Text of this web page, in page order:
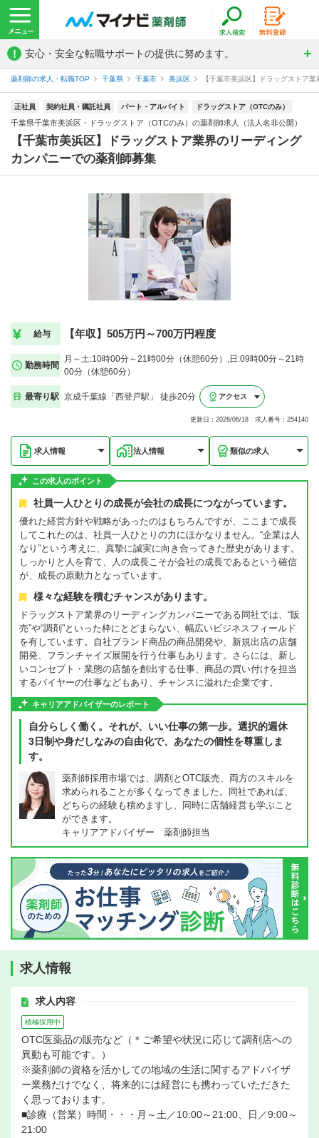
! 安心・安全な転職サポートの提供に努めます。
薬剤師の求人・転職TOP 千葉県 千葉市 美浜区 【千葉市美浜区】ドラッグストア
正社員 契約社員・嘱託社員 パート・アルバイト ドラッグストア（OTCのみ）
千葉県千葉市美浜区・ドラッグストア（OTCのみ）の薬剤師求人（法人名非公開）
【千葉市美浜区】ドラッグストア業界のリーディング
カンパニーでの薬剤師募集
給与 【年収】505万円～700万円程度
勤務時間
月～土:10時00分～21時00分（休憩60分）,日:09時00分～21時
00分（休憩60分）
最寄り駅 京成千葉線「西登戸駅」 徒歩20分 アクセス
更新日：2026/06/18 求人番号：254140
求人情報 法人情報 類似の求人
この求人のポイント
社員一人ひとりの成長が会社の成長につながっています。
優れた経営方針や戦略があったのはもちろんですが、ここまで成長
してこれたのは、社員一人ひとりの力にほかなりません。“企業は人
なり”という考えに、真摯に誠実に向き合ってきた歴史があります。
しっかりと人を育て、人の成長こそが会社の成長であるという確信
が、成長の原動力となっています。
様々な経験を積むチャンスがあります。
ドラッグストア業界のリーディングカンパニーである同社では、“販
売”や“調剤”といった枠にとどまらない、幅広いビジネスフィールド
を有しています。自社ブランド商品の商品開発や、新規出店の店舗
開発、フランチャイズ展開を行う仕事もあります。さらには、新し
いコンセプト・業態の店舗を創出する仕事、商品の買い付けを担当
するバイヤーの仕事などもあり、チャンスに溢れた企業です。
キャリアアドバイザーのレポート
自分らしく働く。それが、いい仕事の第一歩。選択的週休
3日制や身だしなみの自由化で、あなたの個性を尊重しま
す。
薬剤師採用市場では、調剤とOTC販売、両方のスキルを
求められることが多くなってきました。同社であれば、
どちらの経験も積めますし、同時に店舗経営も学ぶこと
ができます。
キャリアアドバイザー 薬剤師担当
求人情報
求人内容
積極採用中
OTC医薬品の販売など（＊ご希望や状況に応じて調剤店への
異動も可能です。）
※薬剤師の資格を活かしての地域の生活に関するアドバイザ
ー業務だけでなく、将来的には経営にも携わっていただきた
く思っております。
■診療（営業）時間・・・月～土／10:00～21:00、日／9:00～
21:00